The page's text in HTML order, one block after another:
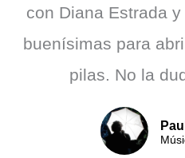
con Diana Estrada
buenísimas para
pilas. No la